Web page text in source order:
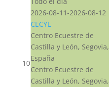
10
2026-08-11-2026-08-12
CECYL
Centro Ecuestre de
Castilla y León, Segovia,
España
Centro Ecuestre de
Castilla y León, Segovia,